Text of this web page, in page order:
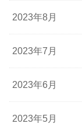
2023年8月
2023年7月
2023年6月
2023年5月